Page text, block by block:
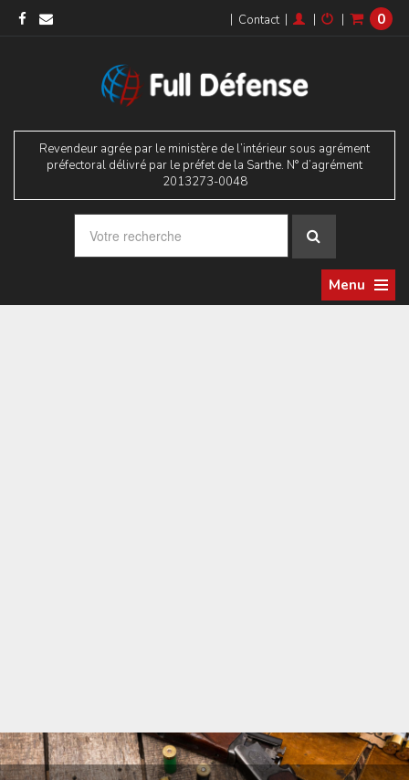
| Contact | | | 0
Revendeur agrée par le ministère de l’intérieur sous agrément
préfectoral délivré par le préfet de la Sarthe. N° d’agrément
2013273-0048
Menu